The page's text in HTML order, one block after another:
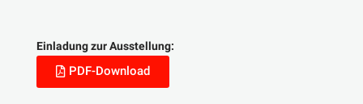
Einladung zur Ausstellung:
PDF-Download